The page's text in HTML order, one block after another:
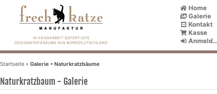
Home
Galerie
Kontakt
Kasse
Anmelden
Startseite » Galerie • Naturkratzbäume
Naturkratzbaum - Galerie